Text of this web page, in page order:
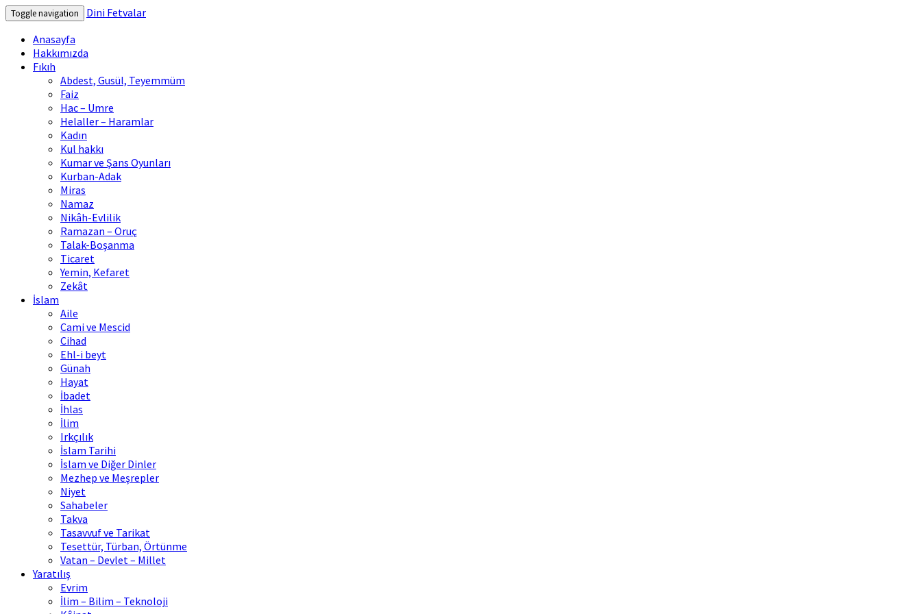
Toggle navigation
Dini Fetvalar
Anasayfa
Hakkımızda
Fıkıh
Abdest, Gusül, Teyemmüm
Faiz
Hac – Umre
Helaller – Haramlar
Kadın
Kul hakkı
Kumar ve Şans Oyunları
Kurban-Adak
Miras
Namaz
Nikâh-Evlilik
Ramazan – Oruç
Talak-Boşanma
Ticaret
Yemin, Kefaret
Zekât
İslam
Aile
Cami ve Mescid
Cihad
Ehl-i beyt
Günah
Hayat
İbadet
İhlas
İlim
Irkçılık
İslam Tarihi
İslam ve Diğer Dinler
Mezhep ve Meşrepler
Niyet
Sahabeler
Takva
Tasavvuf ve Tarikat
Tesettür, Türban, Örtünme
Vatan – Devlet – Millet
Yaratılış
Evrim
İlim – Bilim – Teknoloji